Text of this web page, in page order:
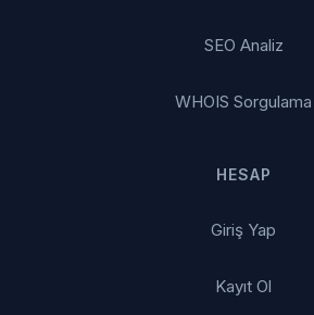
SEO Analiz
WHOIS Sorgulama
HESAP
Giriş Yap
Kayıt Ol